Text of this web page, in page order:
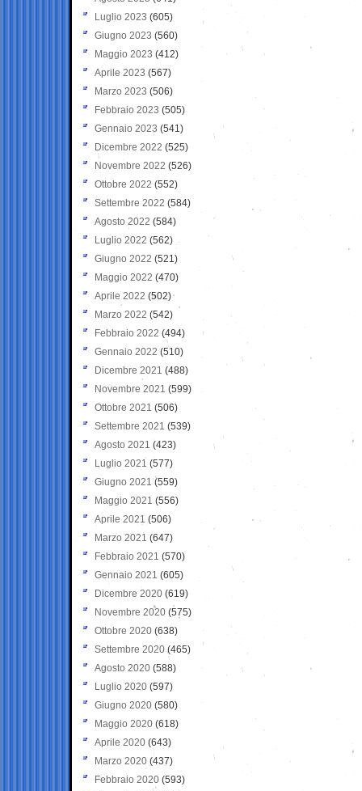
Luglio 2023 (605)
Giugno 2023 (560)
Maggio 2023 (412)
Aprile 2023 (567)
Marzo 2023 (506)
Febbraio 2023 (505)
Gennaio 2023 (541)
Dicembre 2022 (525)
Novembre 2022 (526)
Ottobre 2022 (552)
Settembre 2022 (584)
Agosto 2022 (584)
Luglio 2022 (562)
Giugno 2022 (521)
Maggio 2022 (470)
Aprile 2022 (502)
Marzo 2022 (542)
Febbraio 2022 (494)
Gennaio 2022 (510)
Dicembre 2021 (488)
Novembre 2021 (599)
Ottobre 2021 (506)
Settembre 2021 (539)
Agosto 2021 (423)
Luglio 2021 (577)
Giugno 2021(559)
Maggio 2021 (556)
Aprile 2021 (506)
Marzo 2021 (647)
Febbraio 2021 (570)
Gennaio 2021 (605)
Dicembre 2020 (619)
Novembre 2020 (575)
Ottobre 2020 (638)
Settembre 2020(465)
Agosto 2020 (588)
Luglio 2020 (597)
Giugno 2020 (580)
Maggio 2020 (618)
Aprile 2020 (643)
Marzo 2020 (437)
Febbraio 2020 (593)